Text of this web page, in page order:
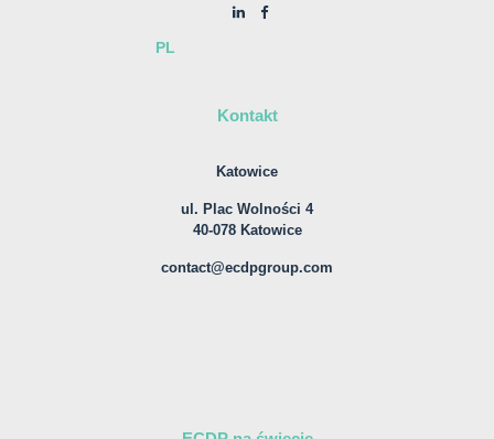
PL
Kontakt
Katowice
ul. Plac Wolności 4
40-078 Katowice
contact@ecdpgroup.com